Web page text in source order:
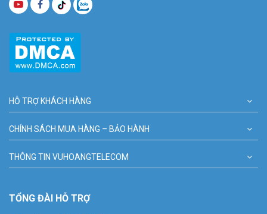
HỖ TRỢ KHÁCH HÀNG
CHÍNH SÁCH MUA HÀNG – BẢO HÀNH
THÔNG TIN VUHOANGTELECOM
TỔNG ĐÀI HỖ TRỢ